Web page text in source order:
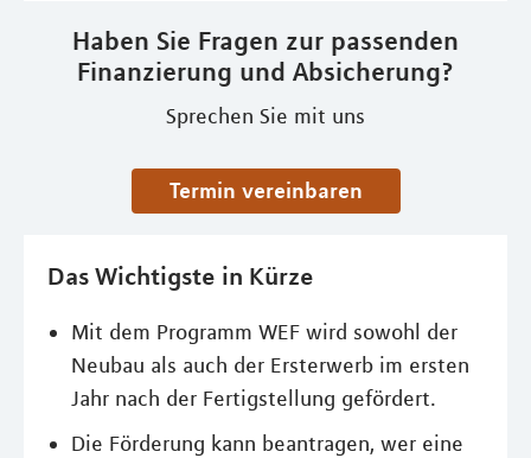
Haben Sie Fragen zur passenden
Finanzierung und Absicherung?
Sprechen Sie mit uns
Termin vereinbaren
Das Wichtigste in Kürze
Mit dem Programm WEF wird sowohl der
Neubau als auch der Ersterwerb im ersten
Jahr nach der Fertigstellung gefördert.
Die Förderung kann beantragen, wer eine